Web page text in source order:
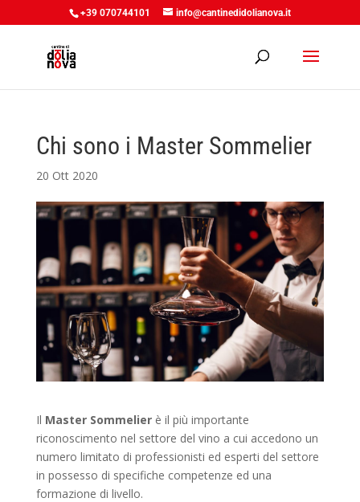
+39 070744101 info@cantinedidolianova.it
Chi sono i Master Sommelier
20 Ott 2020
Il Master Sommelierè il più importante
riconoscimento nel settore del vino a cui accedono un
numero limitato di professionisti ed esperti del settore
in possesso di specifiche competenze ed una
formazione di livello.